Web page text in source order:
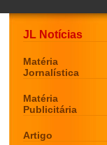
JL Notícias
Matéria
Jornalística
Matéria
Publicitária
Artigo